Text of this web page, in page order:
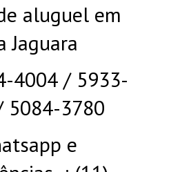
aluguel em
Jaguara
4004 / 5933-
5084-3780
e